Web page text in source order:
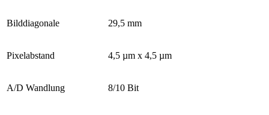
Bilddiagonale 29,5 mm
Pixelabstand 4,5 µm x 4,5 µm
A/D Wandlung 8/10 Bit